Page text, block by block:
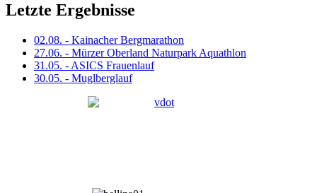
Letzte Ergebnisse
02.08. - Kainacher Bergmarathon
27.06. - Mürzer Oberland Naturpark Aquathlon
31.05. - ASICS Frauenlauf
30.05. - Muglberglauf